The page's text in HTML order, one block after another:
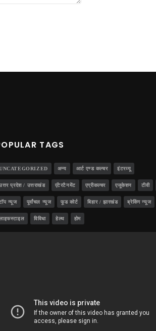
TAGS
अन्य आर्ट एण्ड कल्चर इंटरव्यू
प्रदेश / उत्तराखंड एंटेरटैनमेंट एग्रीकल्चर एजूकेशन टीवी
न्यूज पूर्वांचल न्यूज फूड कोर्ट बिहार / झारखंड ब्रेकिंग न्यूज
विविधा हेल्थ होम